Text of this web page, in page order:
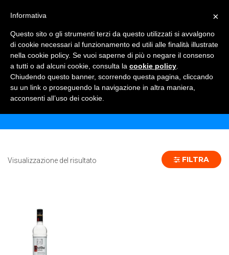
VODKA KETEL ONE 70 CL - 1 PZ
Home Prodotto Formato
Visualizzazione del risultato FILTRA
×
Informativa
Questo sito o gli strumenti terzi da questo utilizzati si avvalgono
di cookie necessari al funzionamento ed utili alle finalità illustrate
nella cookie policy. Se vuoi saperne di più o negare il consenso
a tutti o ad alcuni cookie, consulta la cookie policy
Chiudendo questo banner, scorrendo questa pagina, cliccando
su un link o proseguendo la navigazione in altra maniera,
acconsenti all’uso dei cookie.